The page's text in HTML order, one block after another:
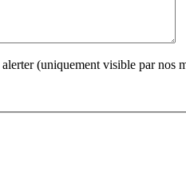
(uniquement visible par nos